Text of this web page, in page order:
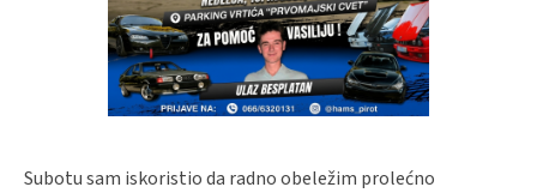
Subotu sam iskoristio da radno obeležim prolećno